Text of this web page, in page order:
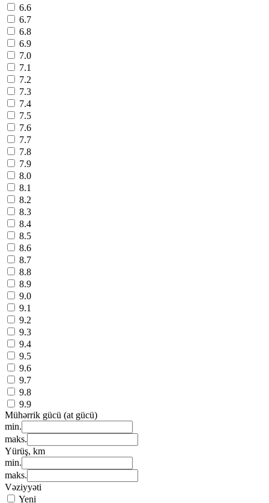
6.6
6.7
6.8
6.9
7.0
7.1
7.2
7.3
7.4
7.5
7.6
7.7
7.8
7.9
8.0
8.1
8.2
8.3
8.4
8.5
8.6
8.7
8.8
8.9
9.0
9.1
9.2
9.3
9.4
9.5
9.6
9.7
9.8
9.9
Mühərrik gücü (at gücü)
min.
maks.
Yürüş, km
min.
maks.
Vəziyyəti
Yeni